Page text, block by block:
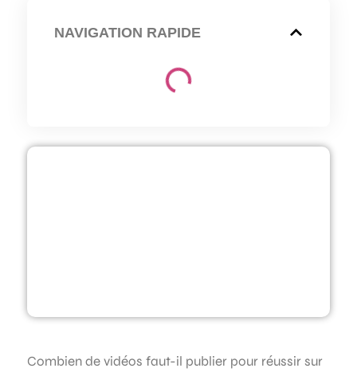
NAVIGATION RAPIDE
Combien de vidéos faut-il publier pour réussir sur